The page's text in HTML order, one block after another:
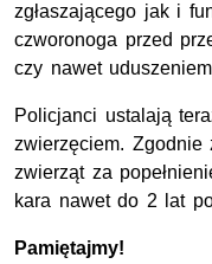
zgłaszającego jak i
czworonoga przed
czy nawet
Policjanci ustalają
zwierzęciem.
zwierząt za
kara nawet do 2 lat
Pamiętajmy!